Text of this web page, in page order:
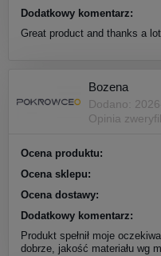
Dodatkowy komentarz:
Great product and thanks a
Bozena
Dodano:
Opinia
Ocena produktu:
Ocena sklepu:
Ocena dostawy:
Dodatkowy komentarz:
Produkt spełnił moje
dobrze, jakość materiału wg